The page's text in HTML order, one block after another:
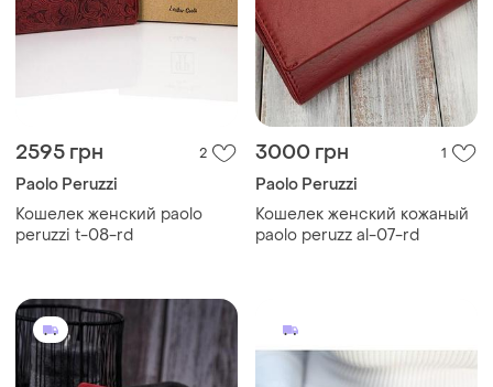
2595 грн 2
Paolo Peruzzi
Кошелек женский paolo
peruzzi t-08-rd
3000 грн 1
Paolo Peruzzi
Кошелек женский кожаный
paolo peruzz al-07-rd